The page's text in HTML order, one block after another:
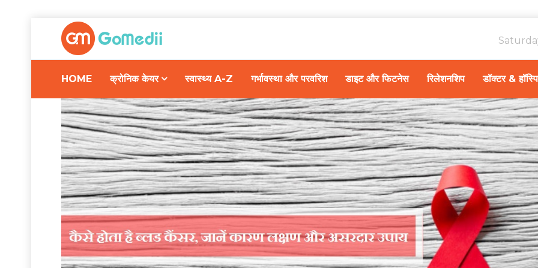
HOME क्रोनिक केयर स्वास्थ्य A-Z गर्भावस्था और परवरिश डाइट और फिटनेस रिलेशनशिप डॉक्टर &